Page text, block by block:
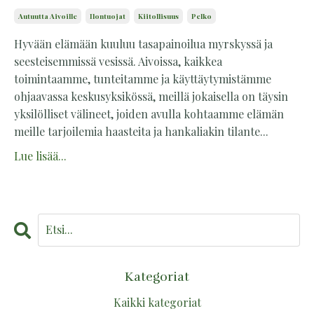
Autuutta Aivoille Ilontuojat Kiitollisuus Pelko
Hyvään elämään kuuluu tasapainoilua myrskyssä ja
seesteisemmissä vesissä. Aivoissa, kaikkea
toimintaamme, tunteitamme ja käyttäytymistämme
ohjaavassa keskusyksikössä, meillä jokaisella on täysin
yksilölliset välineet, joiden avulla kohtaamme elämän
meille tarjoilemia haasteita ja hankaliakin tilante...
Lue lisää...
Kategoriat
Kaikki kategoriat